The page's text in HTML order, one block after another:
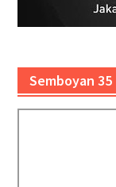
Semboyan 35